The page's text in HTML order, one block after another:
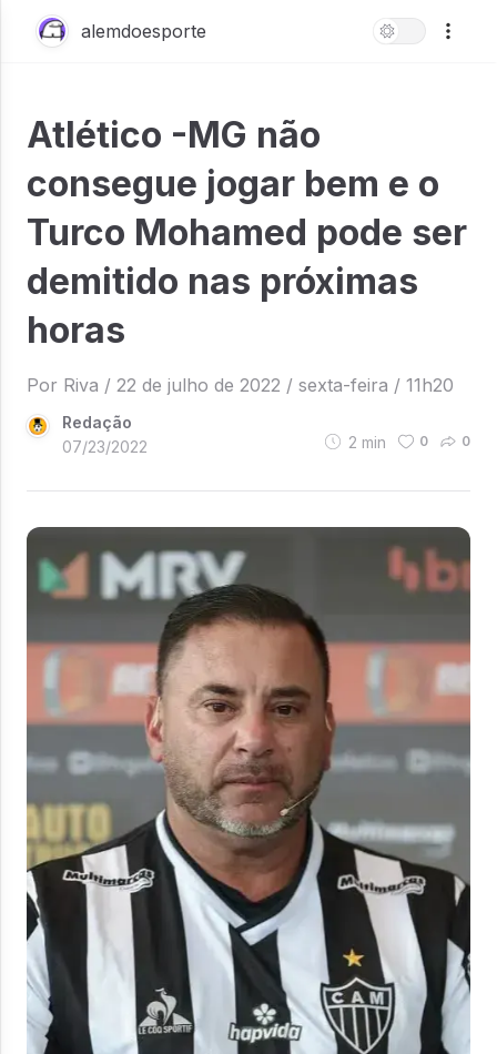
alemdoesporte
Atlético -MG não
consegue jogar bem e o
Turco Mohamed pode ser
demitido nas próximas
horas
Por Riva / 22 de julho de 2022 / sexta-feira / 11h20
Redação
07/23/2022
2 min 0 0